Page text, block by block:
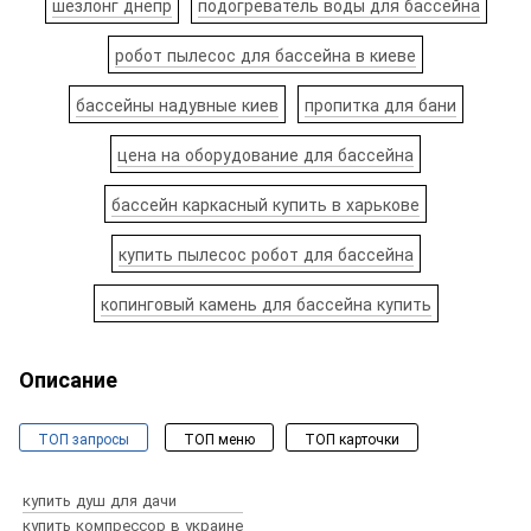
робот пылесос для бассейна в киеве
бассейны надувные киев пропитка для бани
цена на оборудование для бассейна
бассейн каркасный купить в харькове
купить пылесос робот для бассейна
копинговый камень для бассейна купить
Описание
ТОП запросы ТОП меню
ТОП карточки
Оборудование для бассейнов
Химия для бассейна
купить душ для дачи
купить компрессор в украине